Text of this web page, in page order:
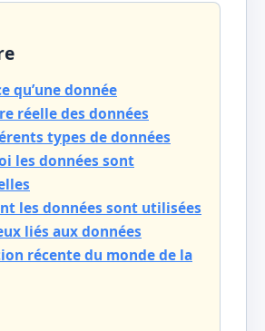
qu’une donnée
réelle des données
types de données
les données sont
les données sont utilisées
liés aux données
récente du monde de la